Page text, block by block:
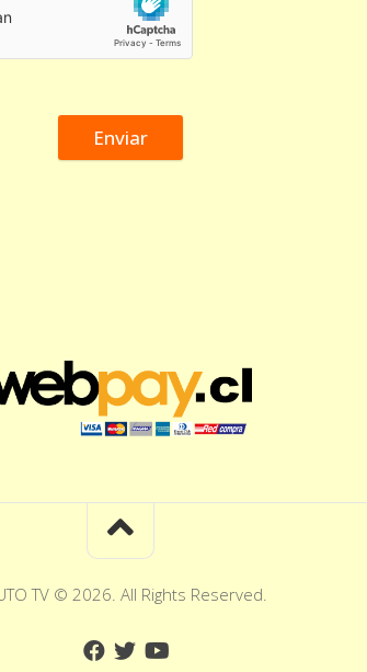
Enviar
TV © 2026. All Rights Reserved.